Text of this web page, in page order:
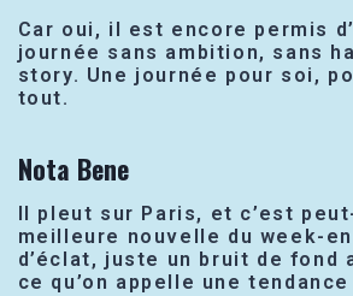
Car oui, il est encore permis
journée sans ambition, sans
story. Une journée pour soi,
tout.
Nota Bene
Il pleut sur Paris, et c’est
meilleure nouvelle du week-
d’éclat, juste un bruit de fond
ce qu’on appelle une